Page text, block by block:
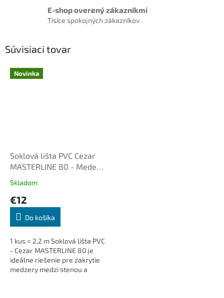
E-shop overený zákazníkmi
Tisíce spokojných zákazníkov.
Súvisiaci tovar
Novinka
Soklová lišta PVC Cezar
MASTERLINE 80 - Medené
Skladom
€12
Do košíka
1 kus = 2,2 m Soklová lišta PVC
- Cezar MASTERLINE 80 je
ideálne riešenie pre zakrytie
medzery medzi stenou a